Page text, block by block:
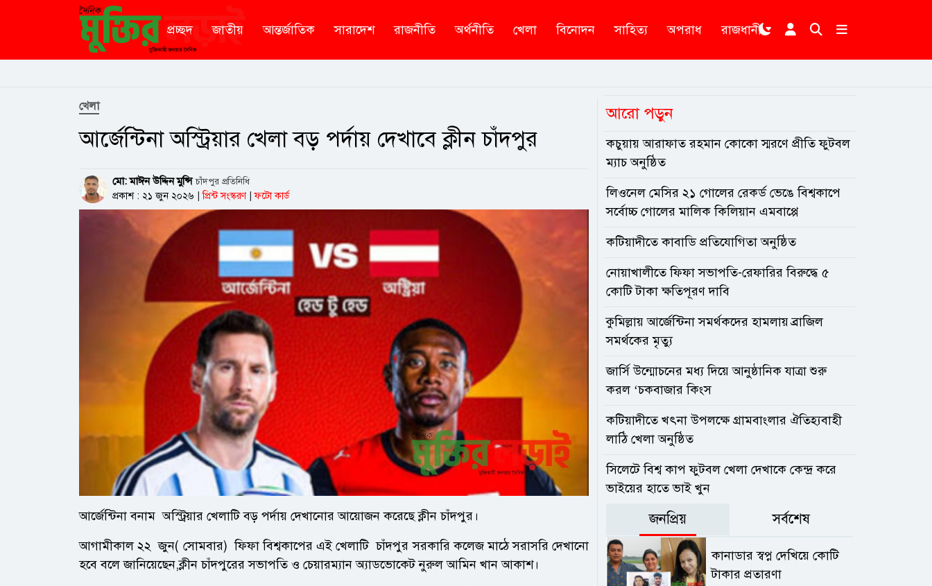
প্রচ্ছদ জাতীয় আন্তর্জাতিক সারাদেশ রাজনীতি অর্থনীতি খেলা বিনোদন সাহিত্য অপরাধ রাজধানী
খেলা
আর্জেন্টিনা অস্ট্রিয়ার খেলা বড় পর্দায় দেখাবে ক্লীন চাঁদপুর
মো: মাঈন উদ্দিন মুন্সিচাঁদপুর প্রতিনিধি
প্রকাশ : ২১ জুন ২০২৬
প্রিন্ট সংস্করণ ফটো কার্ড
আর্জেন্টিনা বনাম অস্ট্রিয়ার খেলাটি বড় পর্দায় দেখানোর আয়োজন করেছে ক্লীন চাঁদপুর।
আগামীকাল ২২ জুন( সোমবার) ফিফা বিশ্বকাপের এই খেলাটি চাঁদপুর সরকারি কলেজ মাঠে সরাসরি দেখানো
হবে বলে জানিয়েছেন,ক্লীন চাঁদপুরের সভাপতি ও চেয়ারম্যান অ্যাডভোকেট নুরুল আমিন খান আকাশ।
আরো পড়ুন
কচুয়ায় আরাফাত রহমান কোকো স্মরণে প্রীতি ফুটবল
ম্যাচ অনুষ্ঠিত
লিওনেল মেসির ২১ গোলের রেকর্ড ভেঙে বিশ্বকাপে
সর্বোচ্চ গোলের মালিক কিলিয়ান এমবাপ্পে
কটিয়াদীতে কাবাডি প্রতিযোগিতা অনুষ্ঠিত
নোয়াখালীতে ফিফা সভাপতি-রেফারির বিরুদ্ধে ৫
কোটি টাকা ক্ষতিপূরণ দাবি
কুমিল্লায় আর্জেন্টিনা সমর্থকদের হামলায় ব্রাজিল
সমর্থকের মৃত্যু
জার্সি উন্মোচনের মধ্য দিয়ে আনুষ্ঠানিক যাত্রা শুরু
করল ‘চকবাজার কিংস
কটিয়াদীতে খৎনা উপলক্ষে গ্রামবাংলার ঐতিহ্যবাহী
লাঠি খেলা অনুষ্ঠিত
সিলেটে বিশ্ব কাপ ফুটবল খেলা দেখাকে কেন্দ্র করে
ভাইয়ের হাতে ভাই খুন
জনপ্রিয় সর্বশেষ
কানাডার স্বপ্ন দেখিয়ে কোটি
টাকার প্রতারণা